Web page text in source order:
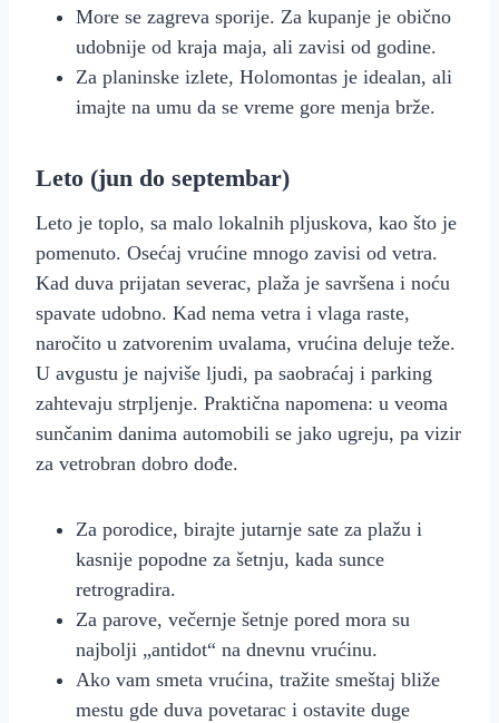
More se zagreva sporije. Za kupanje je obično
udobnije od kraja maja, ali zavisi od godine.
Za planinske izlete, Holomontas je idealan, ali
imajte na umu da se vreme gore menja brže.
Leto (jun do septembar)
Leto je toplo, sa malo lokalnih pljuskova, kao što je
pomenuto. Osećaj vrućine mnogo zavisi od vetra.
Kad duva prijatan severac, plaža je savršena i noću
spavate udobno. Kad nema vetra i vlaga raste,
naročito u zatvorenim uvalama, vrućina deluje teže.
U avgustu je najviše ljudi, pa saobraćaj i parking
zahtevaju strpljenje. Praktična napomena: u veoma
sunčanim danima automobili se jako ugreju, pa vizir
za vetrobran dobro dođe.
Za porodice, birajte jutarnje sate za plažu i
kasnije popodne za šetnju, kada sunce
retrogradira.
Za parove, večernje šetnje pored mora su
najbolji „antidot“ na dnevnu vrućinu.
Ako vam smeta vrućina, tražite smeštaj bliže
mestu gde duva povetarac i ostavite duge